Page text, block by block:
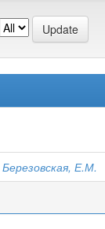
Березовская, Е.М.